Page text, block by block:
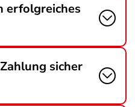
erfolgreiches
sicher